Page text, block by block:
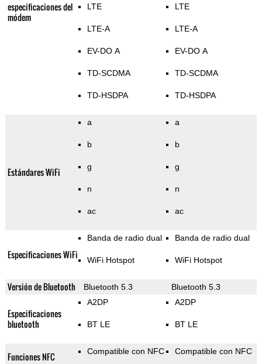
especificaciones del
módem
LTE
LTE-A
EV-DO A
TD-SCDMA
TD-HSDPA
LTE
LTE-A
EV-DO A
TD-SCDMA
TD-HSDPA
Estándares WiFi
a
b
g
n
ac
a
b
g
n
ac
Especificaciones WiFi
Banda de radio dual
WiFi Hotspot
Banda de radio dual
WiFi Hotspot
Versión de Bluetooth Bluetooth 5.3 Bluetooth 5.3
Especificaciones
bluetooth
A2DP
BT LE
A2DP
BT LE
Funciones NFC Compatible con NFC Compatible con NFC